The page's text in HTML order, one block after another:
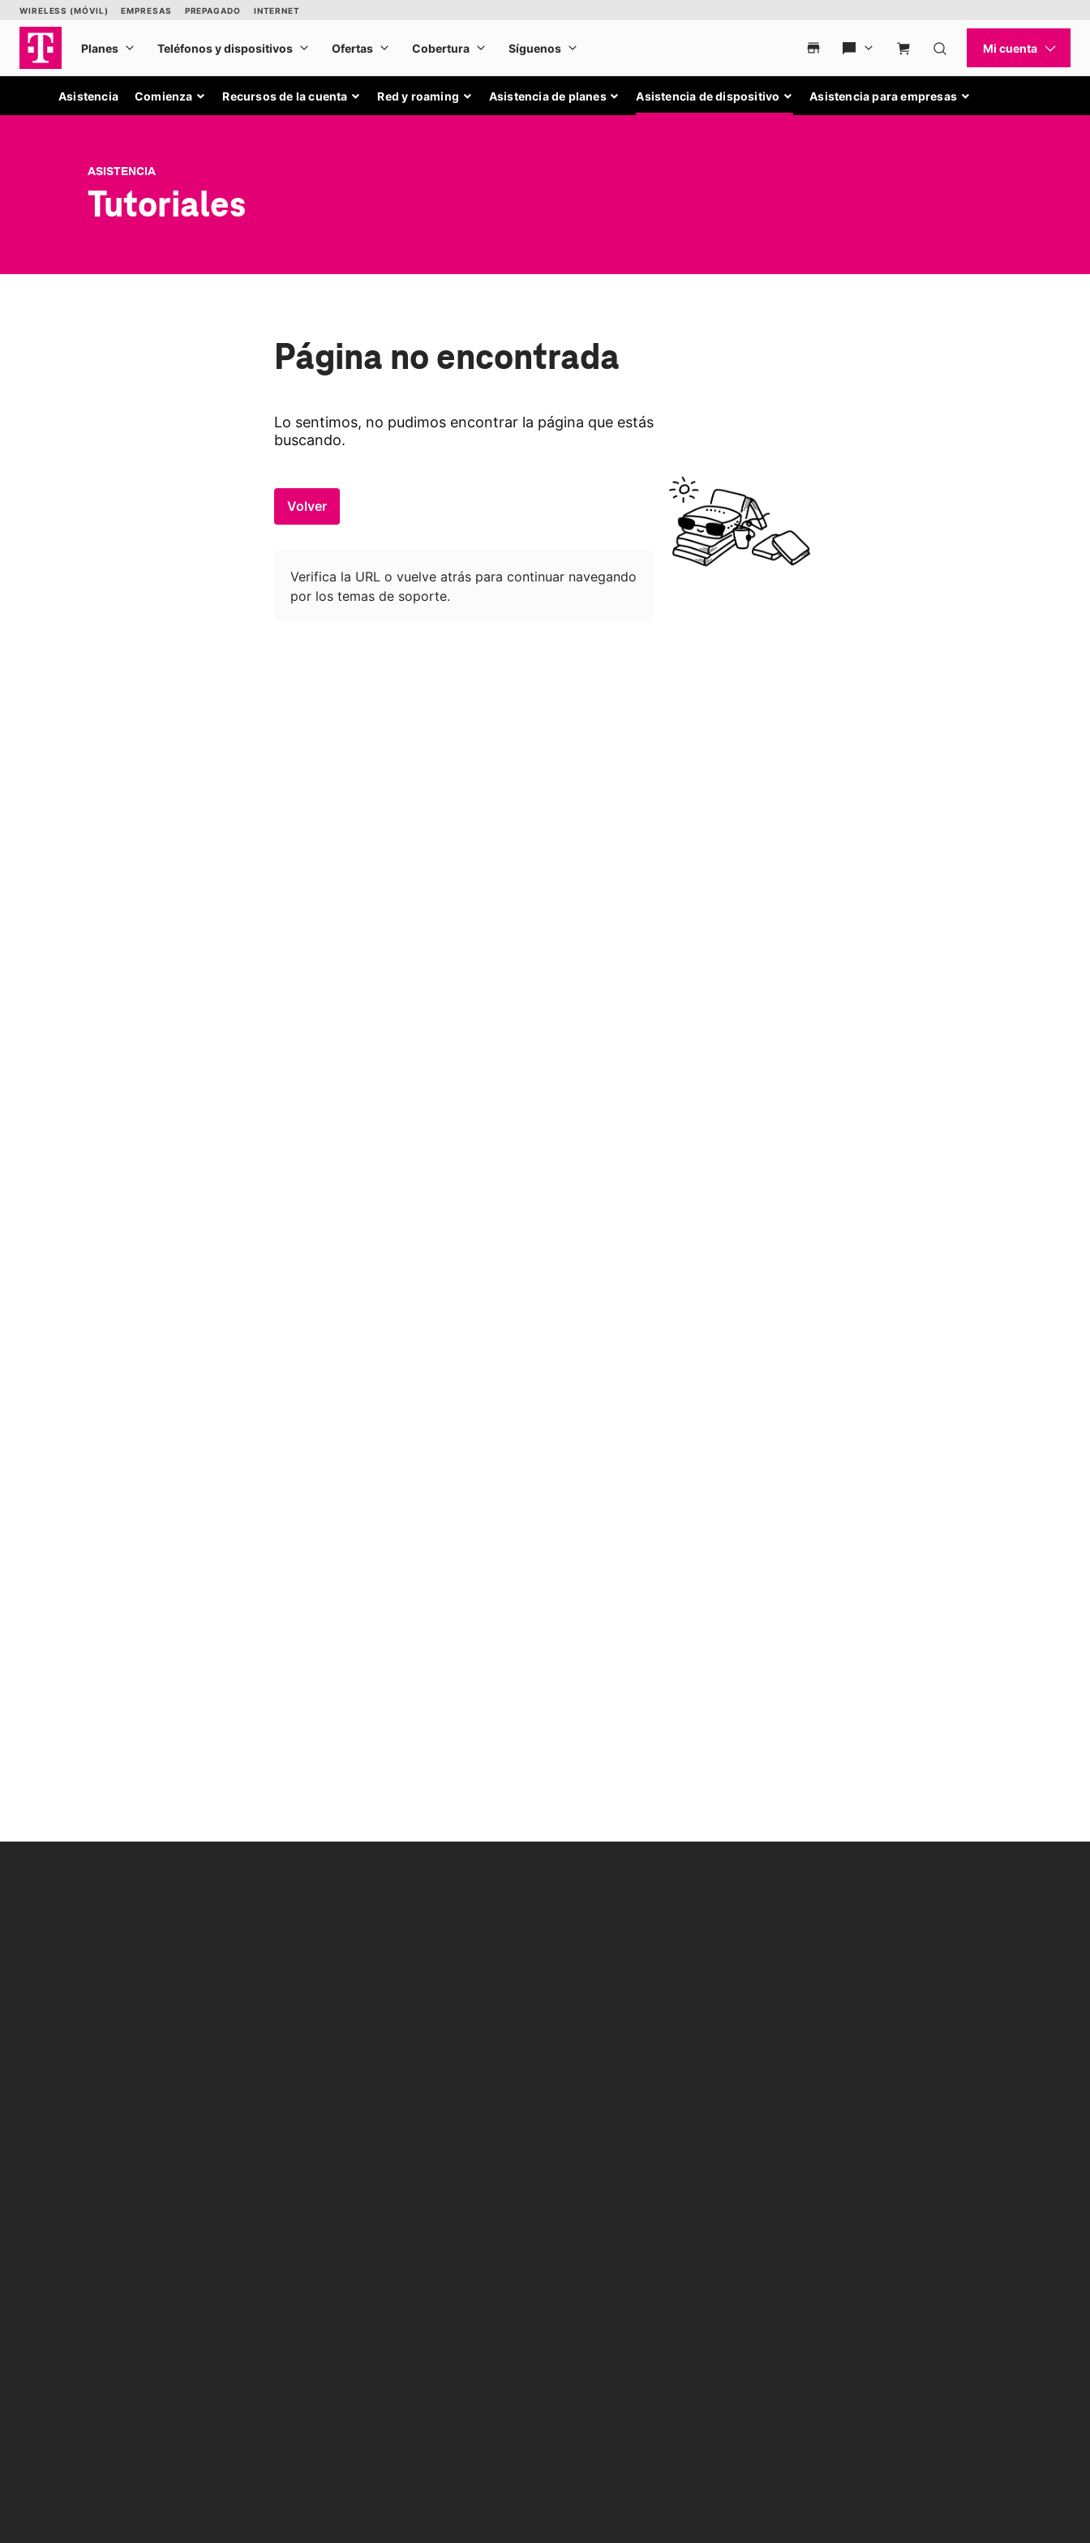
Asistencia Comienza Recursos de la cuenta Red y roaming Asistencia de planes Asistencia de dispositivo Asistencia para empresas
ASISTENCIA
Tutoriales